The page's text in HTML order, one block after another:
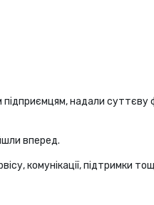
надали
вперед.
комунікації, підтримки